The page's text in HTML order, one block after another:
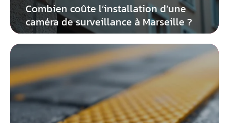
Combien coûte l’installation d’une
caméra de surveillance à Marseille ?